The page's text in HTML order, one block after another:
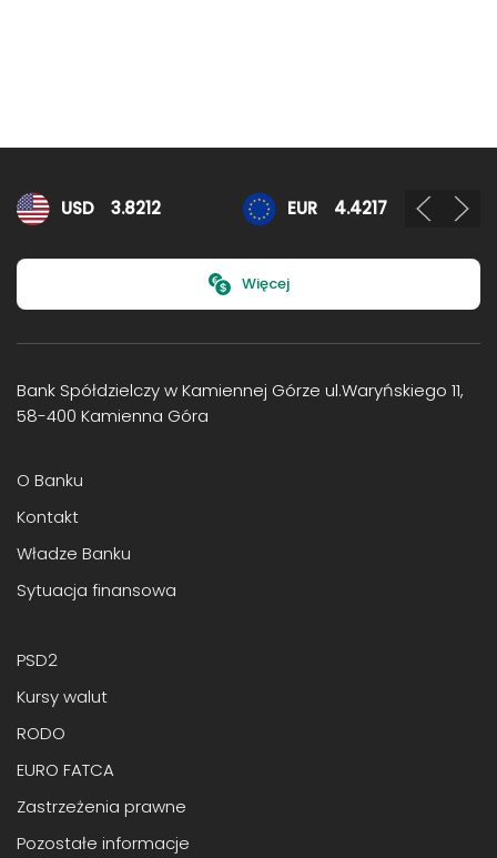
Kursy walut
USD 3.8212 EUR 4.4217
Więcej
Bank Spółdzielczy w Kamiennej Górze ul.Waryńskiego 11,
58-400 Kamienna Góra
O Banku
Kontakt
Władze Banku
Sytuacja finansowa
PSD2
Kursy walut
RODO
EURO FATCA
Zastrzeżenia prawne
Pozostałe informacje